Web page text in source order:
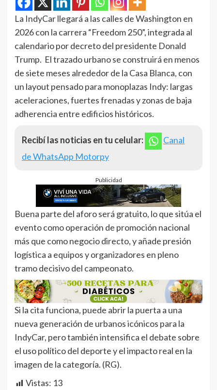
La IndyCar llegará a las calles de Washington en
2026 con la carrera “Freedom 250”, integrada al
calendario por decreto del presidente Donald
Trump. El trazado urbano se construirá en menos
de siete meses alrededor de la Casa Blanca, con
un layout pensado para monoplazas Indy: largas
aceleraciones, fuertes frenadas y zonas de baja
adherencia entre edificios históricos.
Recibí las noticias en tu celular:
Canal
de WhatsApp Motorpy
Publicidad
Buena parte del aforo será gratuito, lo que sitúa el
evento como operación de promoción nacional
más que como negocio directo, y añade presión
logística a equipos y organizadores en pleno
tramo decisivo del campeonato.
Si la cita funciona, puede abrir la puerta a una
nueva generación de urbanos icónicos para la
IndyCar, pero también intensifica el debate sobre
el uso político del deporte y el impacto real en la
imagen de la categoría. (RG).
Vistas: 13